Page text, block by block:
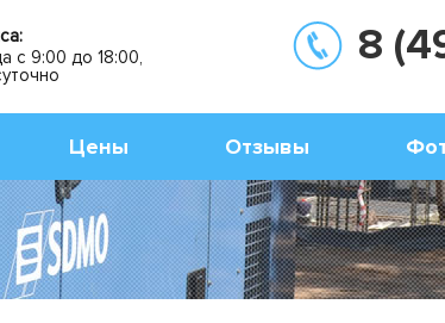
с 9:00 до 18:00,
8
Цены Отзывы